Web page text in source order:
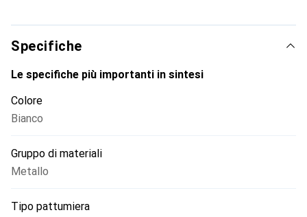
Specifiche
Le specifiche più importanti in sintesi
Colore
Bianco
Gruppo di materiali
Metallo
Tipo pattumiera